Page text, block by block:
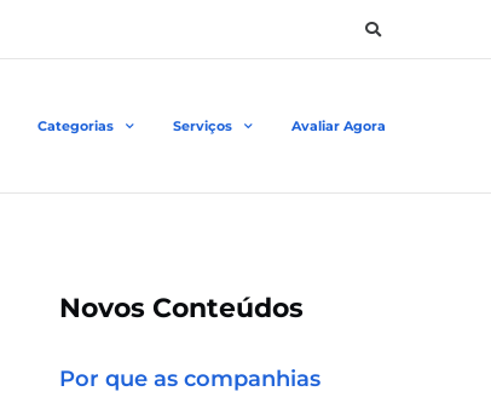
Categorias Serviços Avaliar Agora
Novos Conteúdos
Por que as companhias